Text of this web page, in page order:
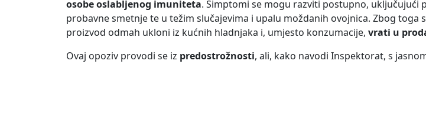
osobe oslabljenog imuniteta. Simptomi se mogu razviti postupno, uključujući
probavne smetnje te u težim slučajevima i upalu moždanih ovojnica. Zbog toga
proizvod odmah ukloni iz kućnih hladnjaka i, umjesto konzumacije, vrati u
Ovaj opoziv provodi se iz predostrožnosti, ali, kako navodi Inspektorat, s